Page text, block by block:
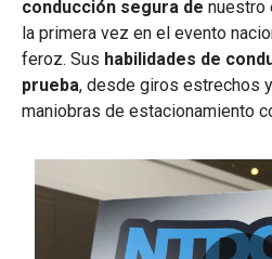
conducción segura de nuestro
la primera vez en el evento
feroz. Sus habilidades de
prueba, desde giros estrechos
maniobras de estacionamiento